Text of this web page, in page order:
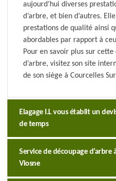
aujourd’hui diverses
d’arbre, et bien d’autres.
prestations de qualité ainsi
abordables par rapport à
Pour en savoir plus sur
d’arbre, visitez son site
de son siège à Courcelles
Elagage I.L vous établit un
de temps
Service de découpage d’arbre
Viosne